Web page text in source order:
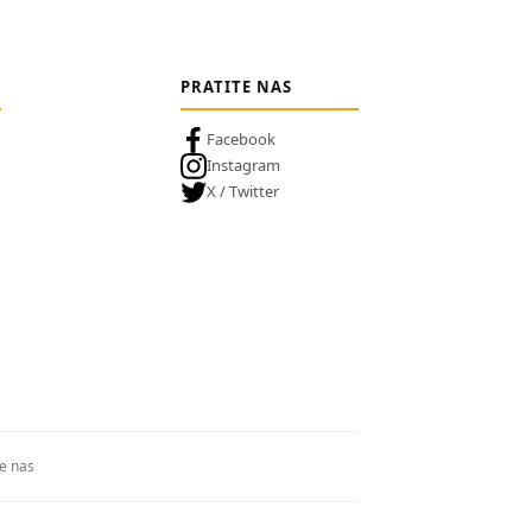
PRATITE NAS
Facebook
Instagram
X / Twitter
nas